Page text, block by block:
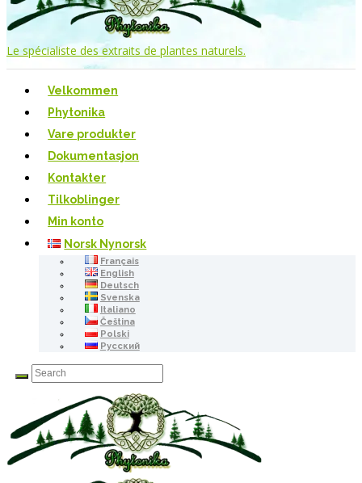
Le spécialiste des extraits de plantes naturels.
Velkommen
Phytonika
Vare produkter
Dokumentasjon
Kontakter
Tilkoblinger
Min konto
Norsk Nynorsk
Français
English
Deutsch
Svenska
Italiano
Čeština
Polski
Русский